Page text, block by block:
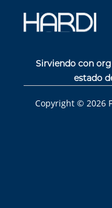
Sirviendo con
estado
Copyright © 2026